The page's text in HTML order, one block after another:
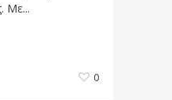
Mε...
0